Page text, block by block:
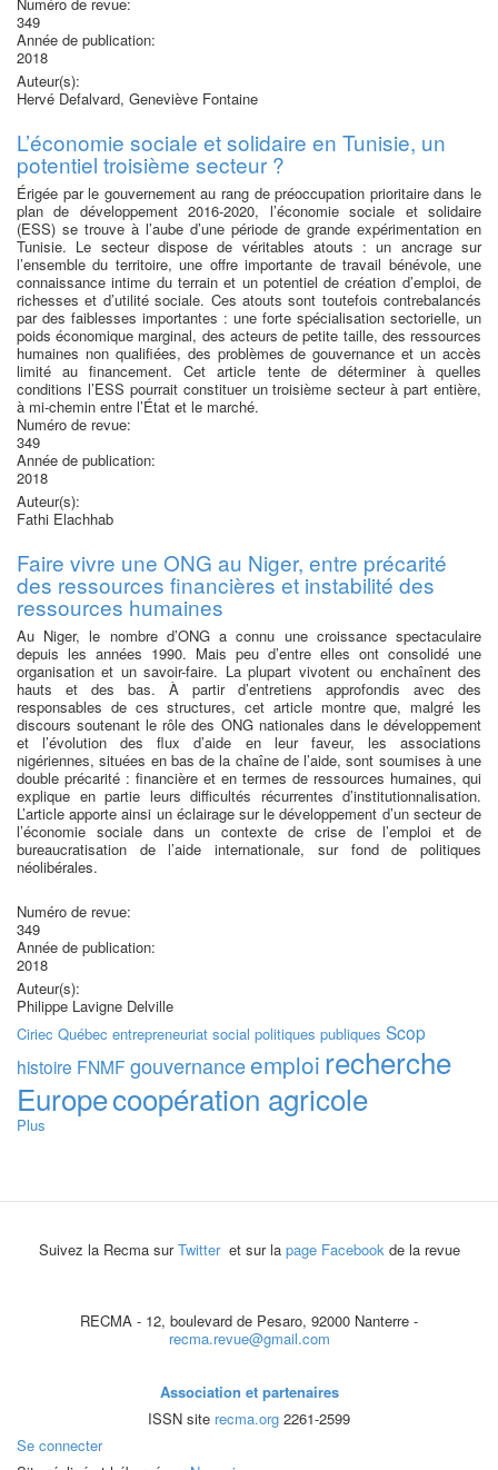
349
Année de publication:
2018
Auteur(s):
Hervé Defalvard, Geneviève Fontaine
L’économie sociale et solidaire en Tunisie, un
potentiel troisième secteur ?
Érigée par le gouvernement au rang de préoccupation prioritaire dans le
plan de développement 2016-2020, l’économie sociale et solidaire
(ESS) se trouve à l’aube d’une période de grande expérimentation en
Tunisie. Le secteur dispose de véritables atouts : un ancrage sur
l’ensemble du territoire, une offre importante de travail bénévole, une
connaissance intime du terrain et un potentiel de création d’emploi, de
richesses et d’utilité sociale. Ces atouts sont toutefois contrebalancés
par des faiblesses importantes : une forte spécialisation sectorielle, un
poids économique marginal, des acteurs de petite taille, des ressources
humaines non qualifiées, des problèmes de gouvernance et un accès
limité au financement. Cet article tente de déterminer à quelles
conditions l’ESS pourrait constituer un troisième secteur à part entière,
à mi-chemin entre l’État et le marché.
Numéro de revue:
349
Année de publication:
2018
Auteur(s):
Fathi Elachhab
Faire vivre une ONG au Niger, entre précarité
des ressources financières et instabilité des
ressources humaines
Au Niger, le nombre d’ONG a connu une croissance spectaculaire
depuis les années 1990. Mais peu d’entre elles ont consolidé une
organisation et un savoir-faire. La plupart vivotent ou enchaînent des
hauts et des bas. À partir d’entretiens approfondis avec des
responsables de ces structures, cet article montre que, malgré les
discours soutenant le rôle des ONG nationales dans le développement
et l’évolution des flux d’aide en leur faveur, les associations
nigériennes, situées en bas de la chaîne de l’aide, sont soumises à une
double précarité : financière et en termes de ressources humaines, qui
explique en partie leurs difficultés récurrentes d’institutionnalisation.
L’article apporte ainsi un éclairage sur le développement d’un secteur de
l’économie sociale dans un contexte de crise de l’emploi et de
bureaucratisation de l’aide internationale, sur fond de politiques
néolibérales.
Numéro de revue:
349
Année de publication:
2018
Auteur(s):
Philippe Lavigne Delville
Ciriec Québec entrepreneuriat social politiques publiques Scop
histoire FNMF gouvernanceemploi recherche
Europecoopération agricole
Plus
Suivez la Recma surTwitter et sur la page Facebook de la revue
RECMA - 12, boulevard de Pesaro, 92000 Nanterre -
recma.revue@gmail.com
Association et partenaires
ISSN site recma.org 2261-2599
Se connecter